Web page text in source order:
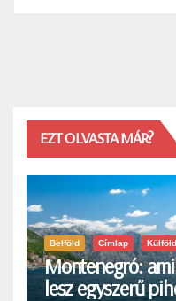
EZT OLVASTA MÁR?
Belföld Címlap Külföld
Montenegró:
lesz egyszerű